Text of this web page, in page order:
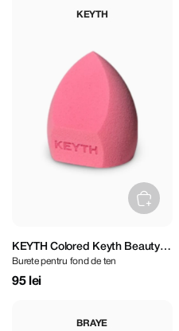
KEYTH
KEYTH Colored Keyth Beauty
Sponge
Burete pentru fond de ten
95 lei
BRAYE